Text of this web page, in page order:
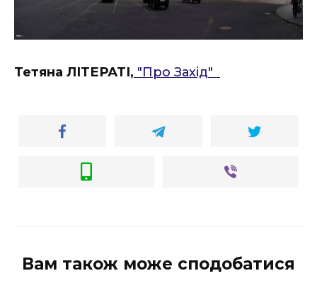
Тетяна ЛІТЕРАТІ, "Про Захід"
Вам також може сподобатися